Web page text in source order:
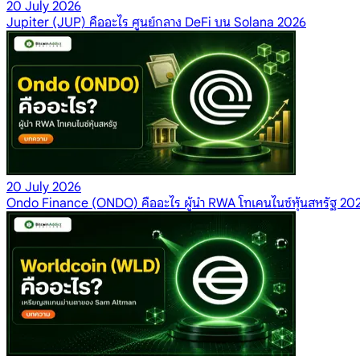
20 July 2026
Jupiter (JUP) คืออะไร ศูนย์กลาง DeFi บน Solana 2026
20 July 2026
Ondo Finance (ONDO) คืออะไร ผู้นำ RWA โทเคนไนซ์หุ้นสหรัฐ